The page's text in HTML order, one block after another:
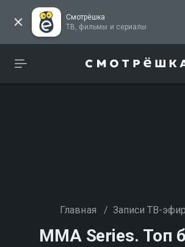
Смотрёшка
ТВ, фильмы и сериалы
Главная / Записи ТВ-
MMA Series. Топ